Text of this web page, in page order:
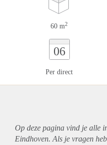
60 m2
06
Per direct
Op deze pagina vind je alle
Eindhoven. Als je vragen